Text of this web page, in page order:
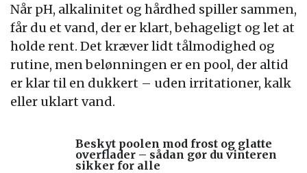
Når pH, alkalinitet og hårdhed spiller sammen,
får du et vand, der er klart, behageligt og let at
holde rent. Det kræver lidt tålmodighed og
rutine, men belønningen er en pool, der altid
er klar til en dukkert – uden irritationer, kalk
eller uklart vand.
Beskyt poolen mod frost og glatte
overflader – sådan gør du vinteren
sikker for alle